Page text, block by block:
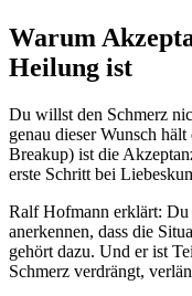
Warum
Heilung ist
Du willst den Schmerz
genau dieser Wunsch
Breakup) ist die
erste Schritt bei
Ralf Hofmann erklärt: Du
anerkennen, dass die
gehört dazu. Und er ist
Schmerz verdrängt,